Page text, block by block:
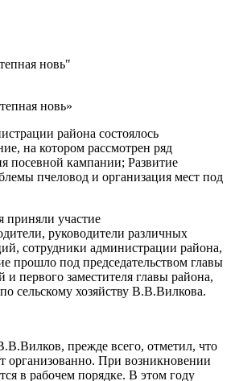
новь"
новь»
района состоялось
на котором рассмотрен ряд
посевной кампании; Развитие
пчеловод и организация мест под
приняли участие
руководители различных
сотрудники администрации района,
прошло под председательством главы
первого заместителя главы района,
сельскому хозяйству В.В.Вилкова.
прежде всего, отметил, что
организованно. При возникновении
в рабочем порядке. В этом году